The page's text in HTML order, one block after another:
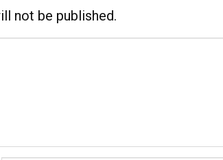
not be published.